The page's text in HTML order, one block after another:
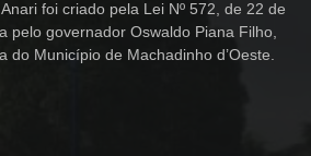
foi criado pela Lei Nº 572, de 22 de
pelo governador Oswaldo Piana Filho,
do Município de Machadinho d’Oeste.